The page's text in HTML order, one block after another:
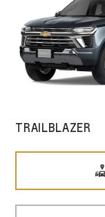
TRAILBLAZER